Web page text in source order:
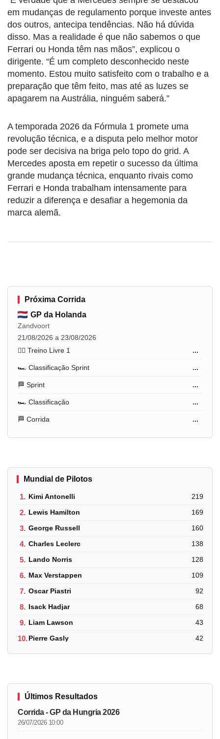
em mudanças de regulamento porque investe antes
dos outros, antecipa tendências. Não há dúvida
disso. Mas a realidade é que não sabemos o que
Ferrari ou Honda têm nas mãos”, explicou o
dirigente. “É um completo desconhecido neste
momento. Estou muito satisfeito com o trabalho e a
preparação que têm feito, mas até as luzes se
apagarem na Austrália, ninguém saberá.”
A temporada 2026 da Fórmula 1 promete uma
revolução técnica, e a disputa pelo melhor motor
pode ser decisiva na briga pelo topo do grid. A
Mercedes aposta em repetir o sucesso da última
grande mudança técnica, enquanto rivais como
Ferrari e Honda trabalham intensamente para
reduzir a diferença e desafiar a hegemonia da
marca alemã.
Próxima Corrida
GP da Holanda
Zandvoort
21/08/2026 a 23/08/2026
🏋️‍♂️ Treino Livre 1
...
🏎️ Classificação Sprint ...
🏁 Sprint ...
🏎️ Classificação ...
🏁 Corrida ...
Mundial de Pilotos
1. Kimi Antonelli 219
2. Lewis Hamilton 169
3. George Russell 160
4. Charles Leclerc 138
5. Lando Norris 128
6. Max Verstappen 109
7. Oscar Piastri 92
8. Isack Hadjar 68
9. Liam Lawson 43
10.Pierre Gasly 42
Últimos Resultados
Corrida - GP da Hungria 2026
26/07/2026 10:00